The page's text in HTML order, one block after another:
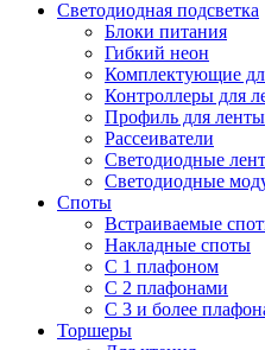
Светодиодная подсветка
Блоки питания
Гибкий неон
Комплектующие
Контроллеры для
Профиль для ленты
Рассеиватели
Светодиодные
Светодиодные
Споты
Встраиваемые
Накладные споты
С 1 плафоном
С 2 плафонами
С 3 и более
Торшеры